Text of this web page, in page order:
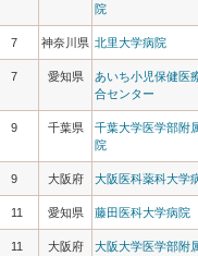
院
7 神奈川県 北里大学病院
7 愛知県
あいち小児保健医
合センター
9 千葉県
千葉大学医学部附
院
9 大阪府 大阪医科薬科大学
11 愛知県 藤田医科大学病院
11 大阪府
大阪大学医学部附